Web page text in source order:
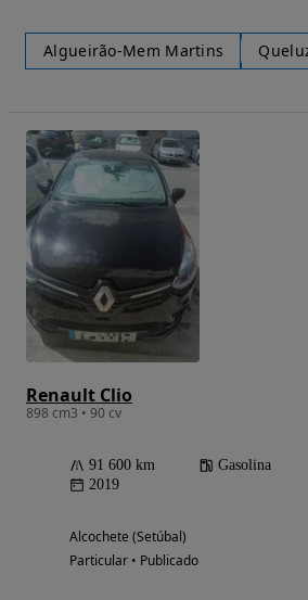
Algueirão-Mem Martins
Renault Clio
898 cm3 • 90 cv
91 600 km Gasolina
2019
Alcochete (Setúbal)
Particular • Publicado